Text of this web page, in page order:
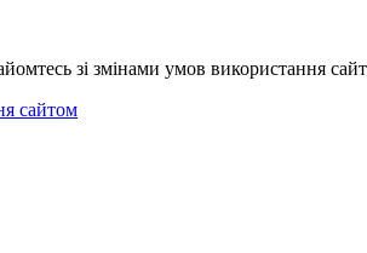
зі змінами умов використання
сайтом